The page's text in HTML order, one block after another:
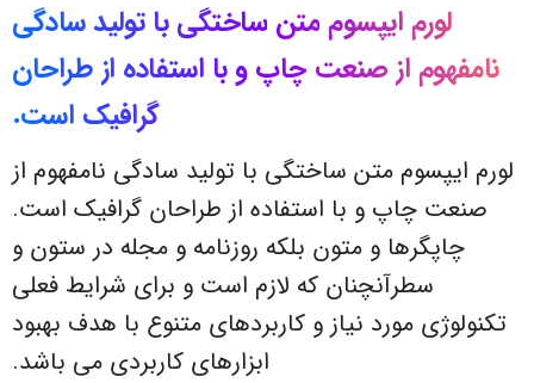
لورم ایپسوم متن ساختگی باتولیدسادگی
نامفهوم از صنعت چاپو با استفاده ازطراحان
گرافیک است.
لورم ایپسوم متن ساختگی با تولید سادگی نامفهوم از
صنعت چاپ و با استفاده از طراحان گرافیک است.
چاپگرها و متون بلکه روزنامه و مجله در ستون و
سطرآنچنان که لازم است و برای شرایط فعلی
تکنولوژی مورد نیاز و کاربردهای متنوع با هدف بهبود
ابزارهای کاربردی می باشد.